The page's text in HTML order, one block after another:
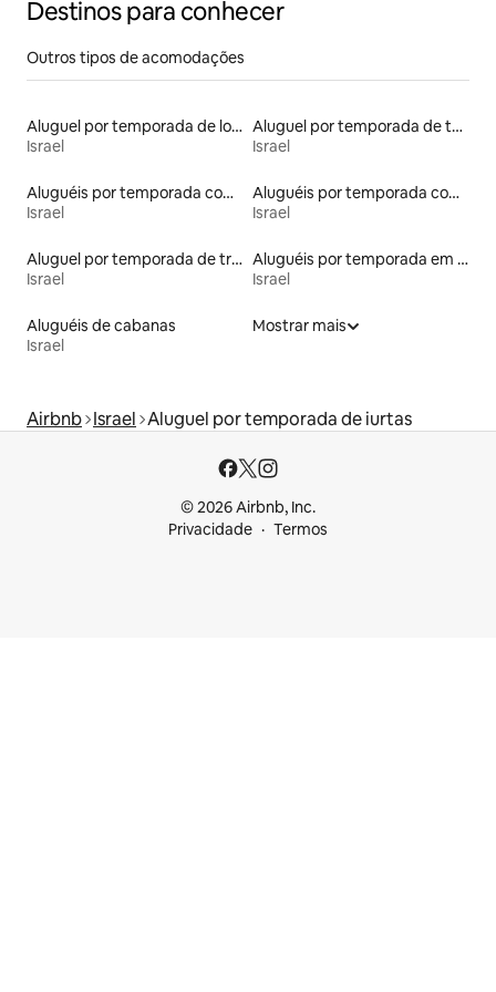
Destinos para conhecer
Outros tipos de acomodações
Aluguel por temporada de lofts
Israel
Aluguel por temporada de tendas
Israel
Aluguéis por temporada com banheiro para PCD
Israel
Aluguéis por temporada com acesso à praia
Israel
Aluguel por temporada de trailers
Israel
Aluguéis por temporada em acampamentos
Israel
Aluguéis de cabanas
Israel
Mostrar mais
Airbnb Israel Aluguel por temporada de iurtas
© 2026 Airbnb, Inc.
Privacidade
Termos